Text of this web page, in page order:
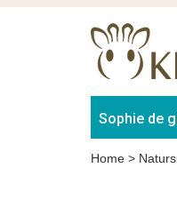
Sophie de
Home >